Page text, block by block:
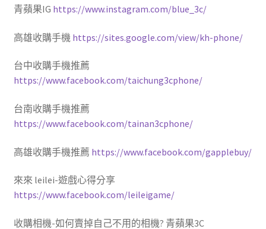
青蘋果IG https://www.instagram.com/blue_3c/
高雄收購手機 https://sites.google.com/view/kh-phone/
台中收購手機推薦
https://www.facebook.com/taichung3cphone/
台南收購手機推薦
https://www.facebook.com/tainan3cphone/
高雄收購手機推薦 https://www.facebook.com/gapplebuy/
來來 leilei-遊戲心得分享
https://www.facebook.com/leileigame/
收購相機-如何賣掉自己不用的相機? 青蘋果3C